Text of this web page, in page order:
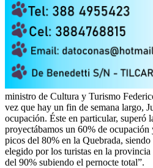
ministro de Cultura y Turismo
vez que hay un fin de semana largo,
ocupación. Éste en particular, superó
proyectábamos un 60% de ocupación
picos del 80% en la Quebrada,
elegido por los turistas en la
del 90% subiendo el pernocte total”.